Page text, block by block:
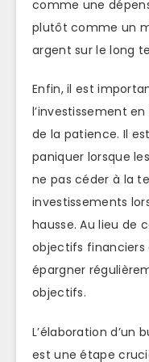
comme une
plutôt comme un
argent sur le long
Enfin, il est
l’investissement
de la patience. Il
paniquer lorsque
ne pas céder à la
investissements
hausse. Au lieu de
objectifs
épargner
objectifs.
L’élaboration d’un
est une étape